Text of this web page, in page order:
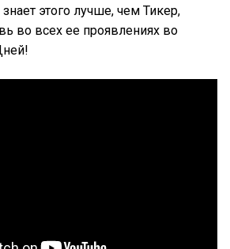
этого лучше, чем Тикер,
во всех ее проявлениях во